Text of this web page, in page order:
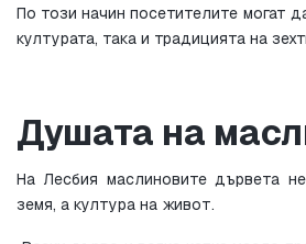
По този начин посетителите могат
културата, така и традицията на
Душата на
На Лесбия маслиновите дървета
земя, а култура на живот.